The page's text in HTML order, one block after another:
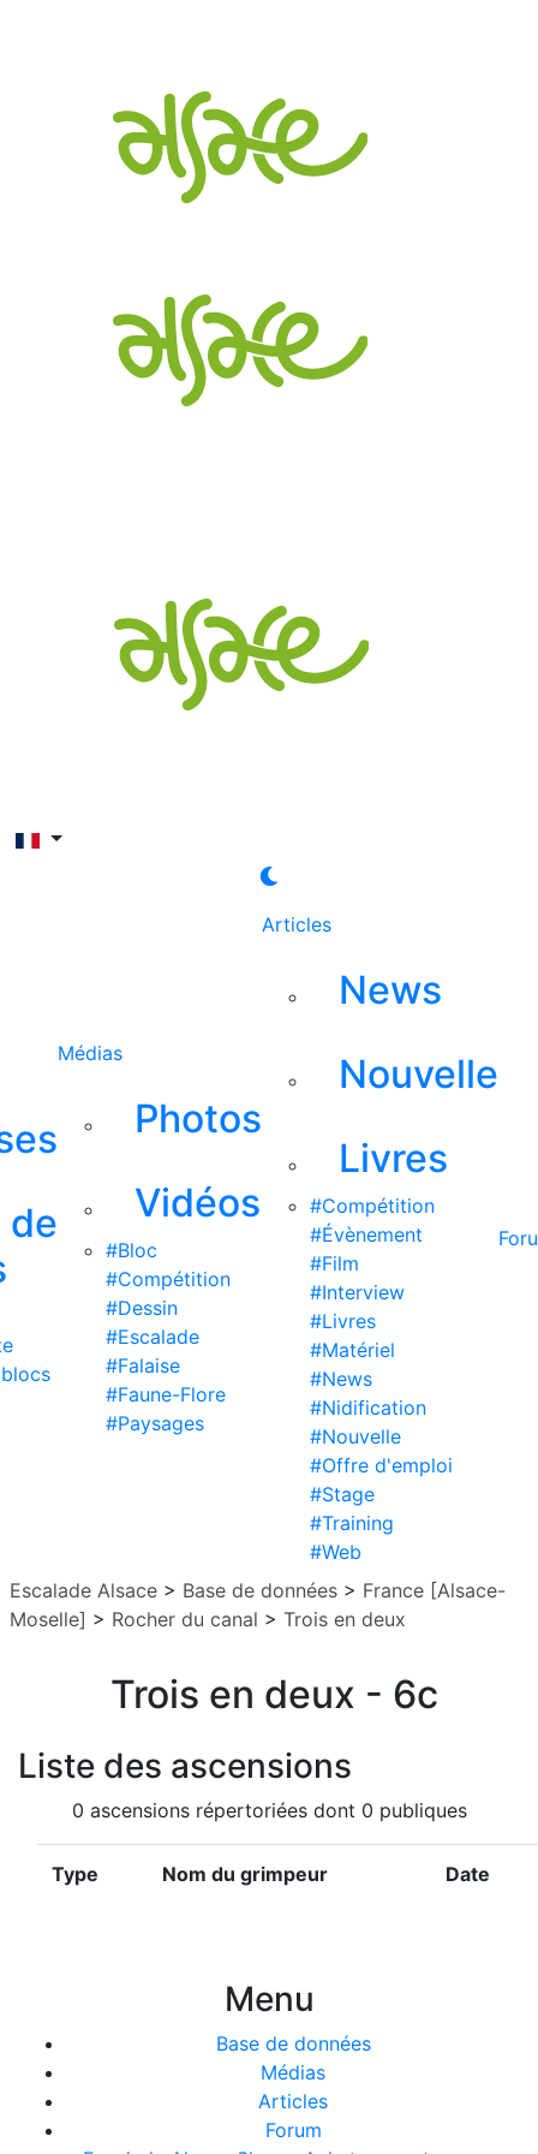
de
Médias
Photos
Vidéos
#Bloc
#Compétition
#Dessin
#Escalade
#Falaise
#Faune-Flore
#Paysages
Articles
News
Nouvelle
Livres
#Compétition
#Évènement
#Film
#Interview
#Livres
#Matériel
#News
#Nidification
#Nouvelle
#Offre d'emploi
#Stage
#Training
#Web
Escalade Alsace > Base de données > France [Alsace-
Moselle] > Rocher du canal > Trois en deux
Trois en deux - 6c
Liste des ascensions
0 ascensions répertoriées dont 0 publiques
Type Nom du grimpeur Date
Menu
Base de données
Médias
Articles
Forum